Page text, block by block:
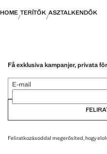
HOME TERÍTŐK ASZTALKENDŐK
Få exklusiva kampanjer, privata
E-mail
Feliratkozásoddal megerősíted, hogy